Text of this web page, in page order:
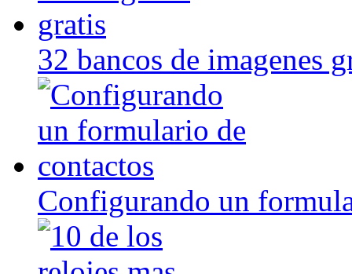
32 bancos de imagenes
Configurando un